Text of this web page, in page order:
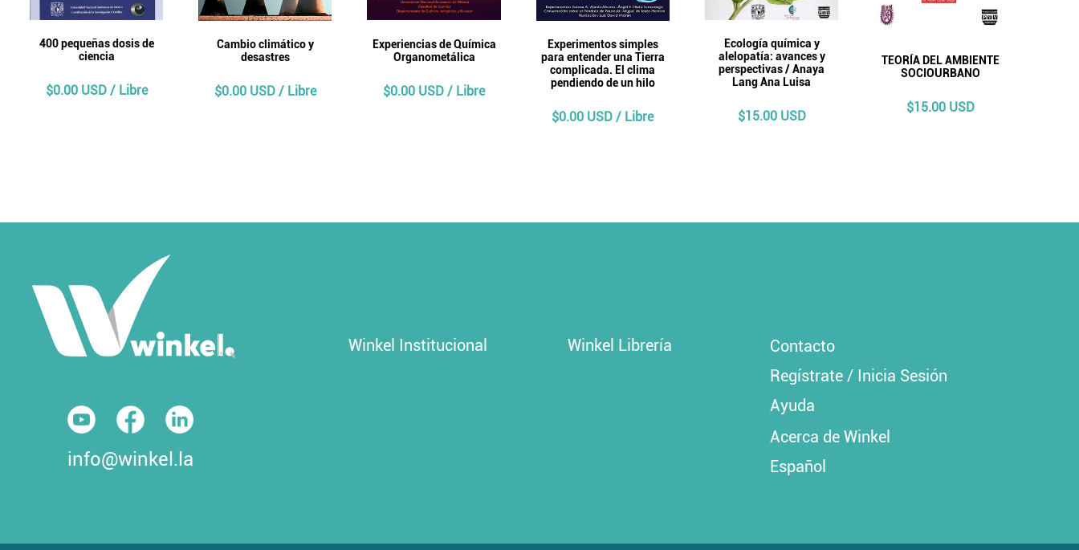
400 pequeñas dosis de
ciencia
$0.00 USD / Libre
Cambio climático y
desastres
$0.00 USD / Libre
Experiencias de Química
Organometálica
$0.00 USD / Libre
Experimentos simples
para entender una Tierra
complicada. El clima
pendiendo de un hilo
$0.00 USD / Libre
Ecología química y
alelopatía: avances y
perspectivas / Anaya
Lang Ana Luisa
$15.00 USD
TEORÍA DEL AMBIENTE
SOCIOURBANO
$15.00 USD
info@winkel.la
Winkel Institucional Winkel Librería
Contacto
Regístrate / Inicia Sesión
Ayuda
Acerca de Winkel
Español